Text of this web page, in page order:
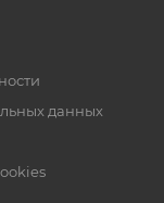
данных